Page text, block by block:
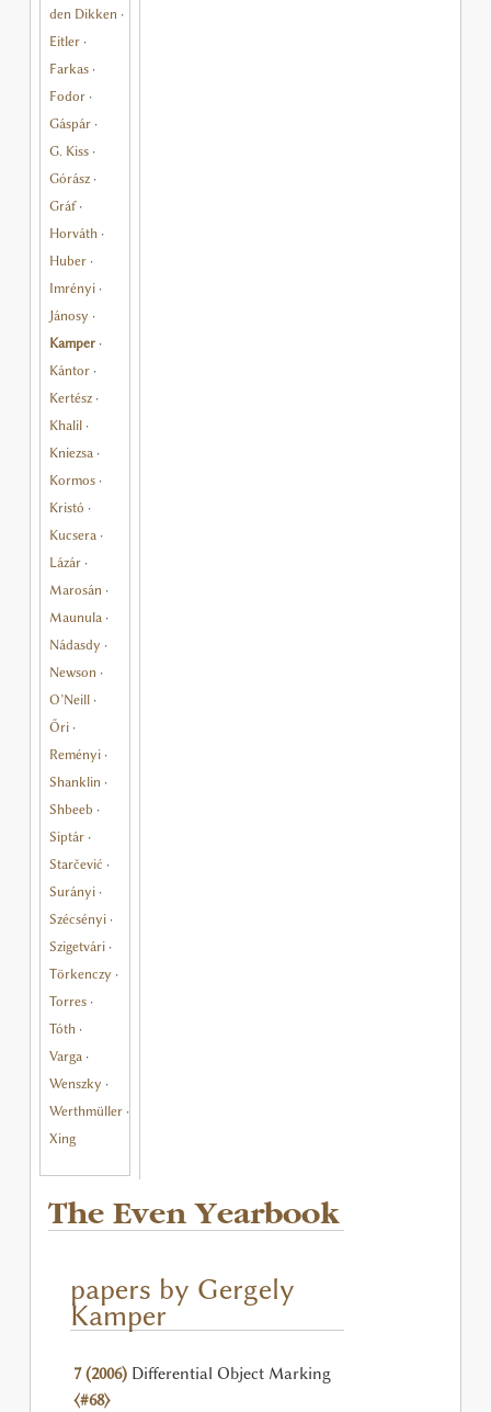
den Dikken ·
Eitler·
Farkas·
Fodor·
Gáspár·
G. Kiss·
Górász·
Gráf·
Horváth ·
Huber·
Imrényi·
Jánosy ·
Kamper·
Kántor·
Kertész·
Khalil·
Kniezsa ·
Kormos·
Kristó ·
Kucsera ·
Lázár·
Marosán ·
Maunula ·
Nádasdy ·
Newson ·
O’Neill·
Őri·
Reményi·
Shanklin ·
Shbeeb ·
Siptár·
Starčević ·
Surányi·
Szécsényi·
Szigetvári·
Törkenczy ·
Torres·
Tóth ·
Varga ·
Wenszky ·
Werthmüller·
Xing
The Even Yearbook
papers by Gergely
Kamper
7 (2006)Differential Object Marking
⟨#68⟩